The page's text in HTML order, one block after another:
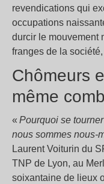
revendications qui
occupations
durcir le mouvement
franges de la
Chômeurs
même
« Pourquoi se
nous sommes nous-
Laurent Voiturin du
TNP de Lyon, au
soixantaine de lieux